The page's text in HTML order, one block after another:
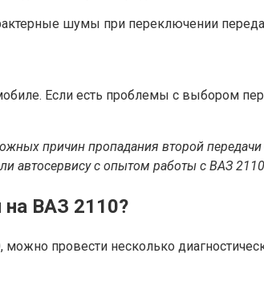
шумы при переключении
Если есть проблемы с выбором
причин пропадания второй
автосервису с опытом работы с ВАЗ
на ВАЗ 2110?
провести несколько